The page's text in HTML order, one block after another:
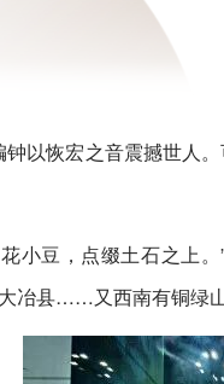
以恢宏之音震撼世人
小豆，点缀土石之上
冶县……又西南有铜绿